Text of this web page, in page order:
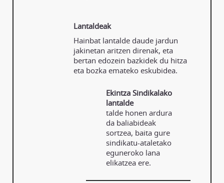
Lantaldeak
Hainbat lantalde daude jardun
jakinetan aritzen direnak, eta
bertan edozein bazkidek du hitza
eta bozka emateko eskubidea.
Ekintza Sindikalako
lantalde
talde honen ardura
da baliabideak
sortzea, baita gure
sindikatu-ataletako
eguneroko lana
elikatzea ere.